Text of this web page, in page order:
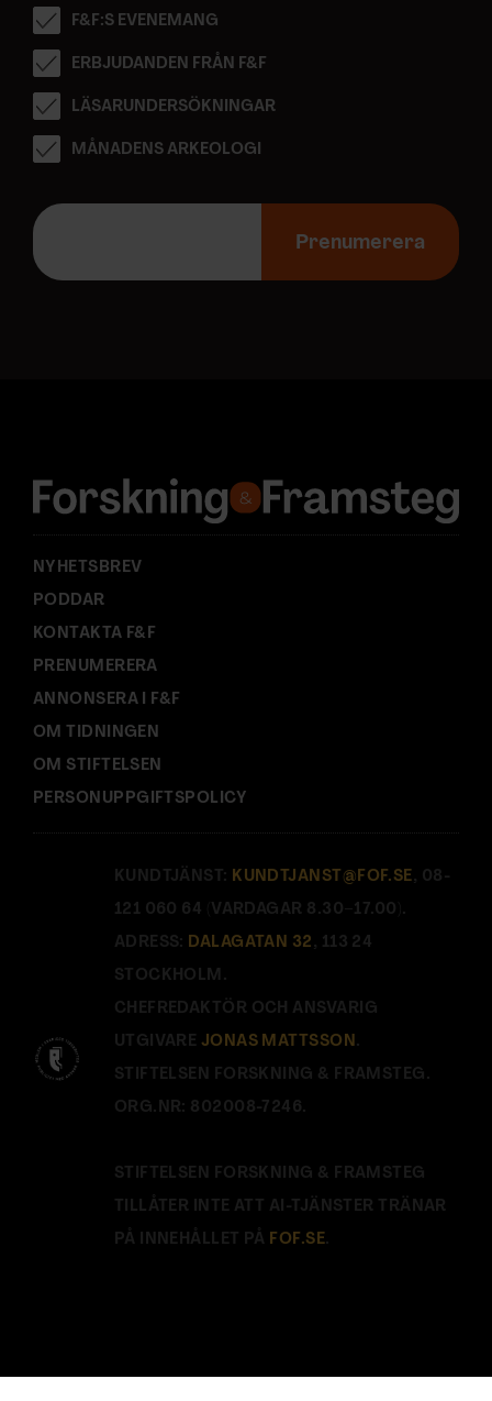
F&F:S EVENEMANG
ERBJUDANDEN FRÅN F&F
LÄSARUNDERSÖKNINGAR
MÅNADENS ARKEOLOGI
E
p
s
:
Prenumerera
NYHETSBREV
PODDAR
KONTAKTA F&F
PRENUMERERA
ANNONSERA I F&F
OM TIDNINGEN
OM STIFTELSEN
PERSONUPPGIFTSPOLICY
KUNDTJÄNST: KUNDTJANST@FOF.SE , 08-
121 060 64 (VARDAGAR 8.30–17.00).
ADRESS: DALAGATAN 32 , 113 24
STOCKHOLM.
CHEFREDAKTÖR OCH ANSVARIG
UTGIVARE JONAS MATTSSON.
STIFTELSEN FORSKNING & FRAMSTEG.
ORG.NR: 802008-7246.
STIFTELSEN FORSKNING & FRAMSTEG
TILLÅTER INTE ATT AI-TJÄNSTER TRÄNAR
PÅ INNEHÅLLET PÅ FOF.SE.